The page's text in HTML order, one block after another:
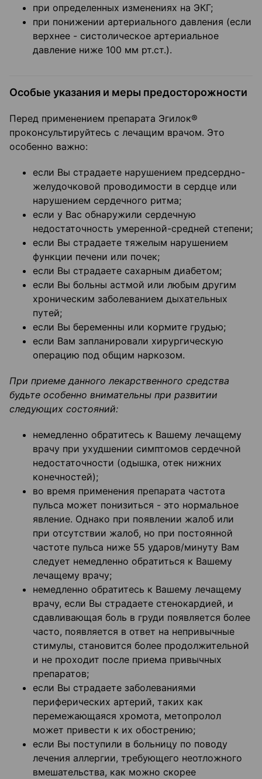
при определенных изменениях на ЭКГ;
при понижении артериального давления (если
верхнее - систолическое артериальное
давление ниже 100 мм рт.ст.).
Особые указания и меры предосторожности
Перед применением препарата Эгилок®
проконсультируйтесь с лечащим врачом. Это
особенно важно:
если Вы страдаете нарушением предсердно-
желудочковой проводимости в сердце или
нарушением сердечного ритма;
если у Вас обнаружили сердечную
недостаточность умеренной-средней степени;
если Вы страдаете тяжелым нарушением
функции печени или почек;
если Вы страдаете сахарным диабетом;
если Вы больны астмой или любым другим
хроническим заболеванием дыхательных
путей;
если Вы беременны или кормите грудью;
если Вам запланировали хирургическую
операцию под общим наркозом.
При приеме данного лекарственного средства
будьте особенно внимательны при развитии
следующих состояний:
немедленно обратитесь к Вашему лечащему
врачу при ухудшении симптомов сердечной
недостаточности (одышка, отек нижних
конечностей);
во время применения препарата частота
пульса может понизиться - это нормальное
явление. Однако при появлении жалоб или
при отсутствии жалоб, но при постоянной
частоте пульса ниже 55 ударов/минуту Вам
следует немедленно обратиться к Вашему
лечащему врачу;
немедленно обратитесь к Вашему лечащему
врачу, если Вы страдаете стенокардией, и
сдавливающая боль в груди появляется более
часто, появляется в ответ на непривычные
стимулы, становится более продолжительной
и не проходит после приема привычных
препаратов;
если Вы страдаете заболеваниями
периферических артерий, таких как
перемежающаяся хромота, метопролол
может привести к их обострению;
если Вы поступили в больницу по поводу
лечения аллергии, требующего неотложного
вмешательства, как можно скорее